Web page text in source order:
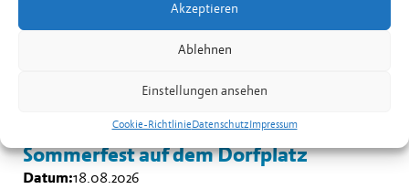
Akzeptieren
Ablehnen
Einstellungen ansehen
Cookie-RichtlinieDatenschutzImpressum
Uhr
Seniorentreff Eschen-Nendeln:
Sommerfest auf dem Dorfplatz
Datum:18.08.2026